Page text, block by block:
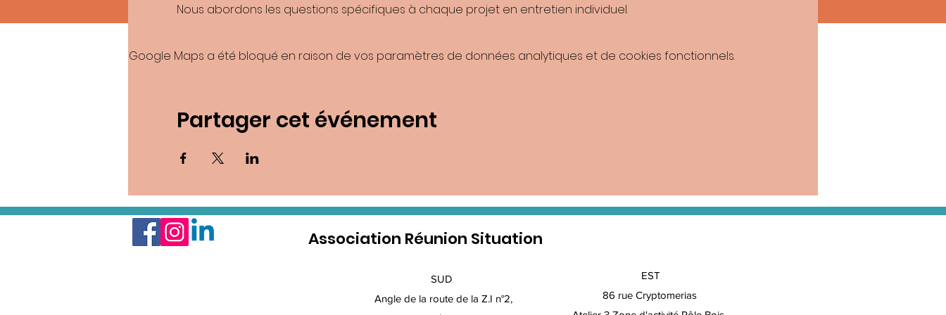
Nous abordons les questions spécifiques à chaque projet en entretien individuel.
Google Maps a été bloqué en raison de vos paramètres de données analytiques et de cookies fonctionnels.
Partager cet événement
Association Réunion Situation
SUD
Angle de la route de la Z.I n°2,
EST
86 rue Cryptomerias